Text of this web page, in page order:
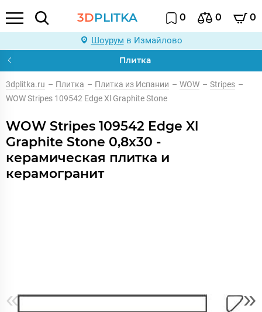
3DPLITKA 0 0 0
Шоурум в Измайлово
Плитка
3dplitka.ru – Плитка – Плитка из Испании – WOW – Stripes –
WOW Stripes 109542 Edge Xl Graphite Stone
WOW Stripes 109542 Edge Xl
Graphite Stone 0,8x30 -
керамическая плитка и
керамогранит
« »